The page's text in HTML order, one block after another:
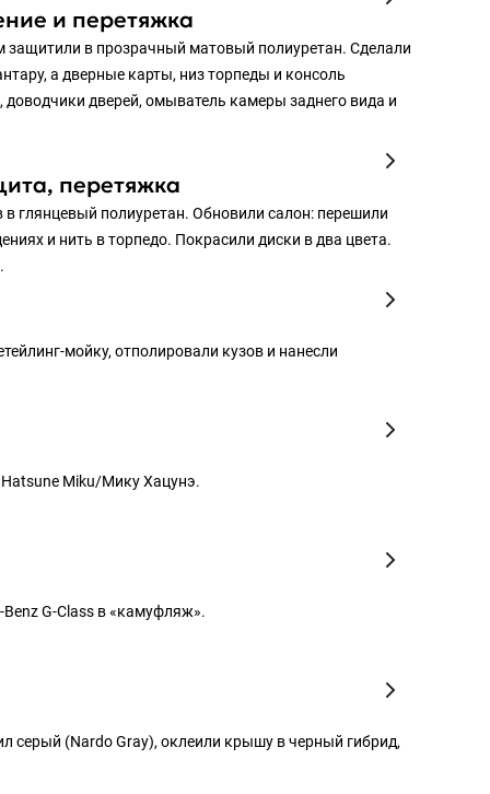
и перетяжка
защитили в прозрачный матовый полиуретан. Сделали
а дверные карты, низ торпеды и консоль
дверей, омыватель камеры заднего вида и
перетяжка
глянцевый полиуретан. Обновили салон: перешили
и нить в торпедо. Покрасили диски в два цвета.
мойку, отполировали кузов и нанесли
Miku/Мику Хацунэ.
G-Class в «камуфляж».
серый (Nardo Gray), оклеили крышу в черный гибрид,